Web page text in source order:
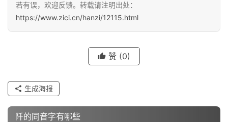
组
词
义
词
若有误，欢迎反馈。转载请注明出处：
https://www.zici.cn/hanzi/12115.html
赞 (0)
生成海报
阡的同音字有哪些